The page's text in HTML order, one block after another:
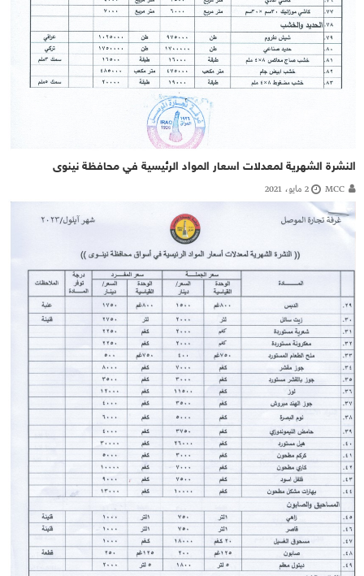
النشرة الشهرية لمعدلات اسعار المواد الرئيسية في محافظة نينوى
MCC 2 مايو، 2021